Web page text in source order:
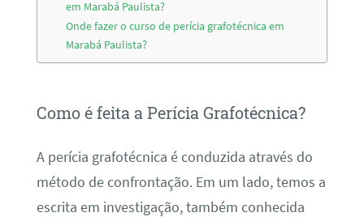
em Marabá Paulista?
Onde fazer o curso de perícia grafotécnica em
Marabá Paulista?
Como é feita a Perícia Grafotécnica?
A perícia grafotécnica é conduzida através do
método de confrontação. Em um lado, temos a
escrita em investigação, também conhecida